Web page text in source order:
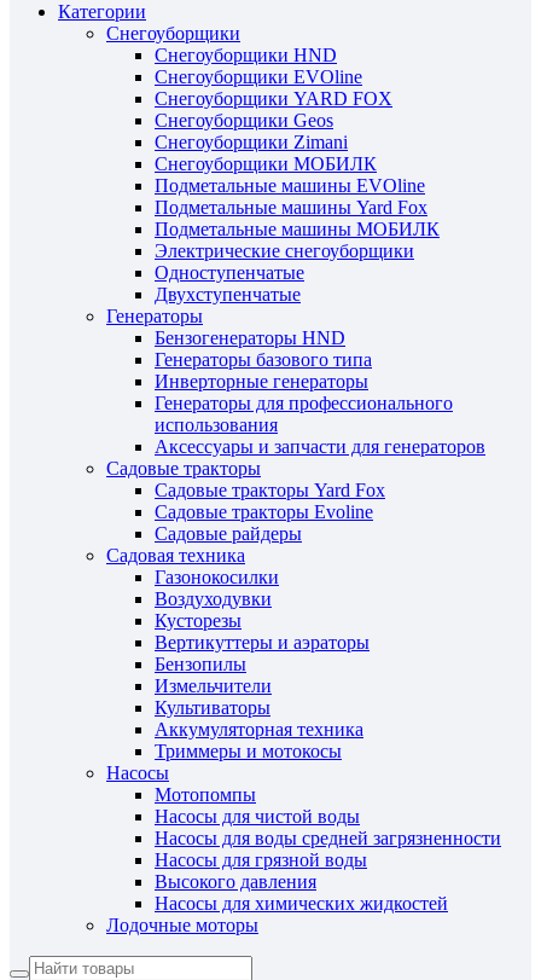
Категории
Снегоуборщики
Снегоуборщики HND
Снегоуборщики EVOline
Снегоуборщики YARD FOX
Снегоуборщики Geos
Снегоуборщики Zimani
Снегоуборщики МОБИЛК
Подметальные машины EVOline
Подметальные машины Yard Fox
Подметальные машины МОБИЛК
Электрические снегоуборщики
Одноступенчатые
Двухступенчатые
Генераторы
Бензогенераторы HND
Генераторы базового типа
Инверторные генераторы
Генераторы для профессионального
использования
Аксессуары и запчасти для генераторов
Садовые тракторы
Садовые тракторы Yard Fox
Садовые тракторы Evoline
Садовые райдеры
Садовая техника
Газонокосилки
Воздуходувки
Кусторезы
Вертикуттеры и аэраторы
Бензопилы
Измельчители
Культиваторы
Аккумуляторная техника
Триммеры и мотокосы
Насосы
Мотопомпы
Насосы для чистой воды
Насосы для воды средней загрязненности
Насосы для грязной воды
Высокого давления
Насосы для химических жидкостей
Лодочные моторы